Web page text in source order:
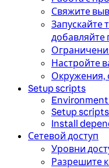
Свяжите
Запускайте
добавляйте
Настройте
Окружения,
Setup scripts
Setup
Install
Сетевой доступ
Уровни
Разрешите